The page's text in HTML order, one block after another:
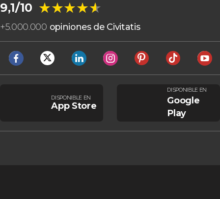
9,1/10 ★★★★★
★★★★★
+5.000.000 opiniones de Civitatis
DISPONIBLE EN
App Store
DISPONIBLE EN
Google
Play